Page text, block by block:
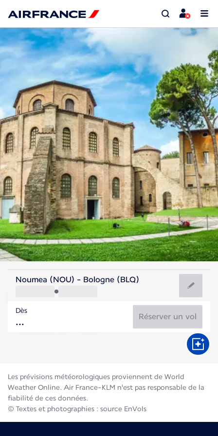
Italie
Bologne
Italie
Durée du vol
Noumea (NOU) - Bologne (BLQ)
Dès
Réserver un vol
Les prévisions météorologiques proviennent de World
Weather Online. Air France-KLM n'est pas responsable de la
fiabilité de ces données.
© Textes et photographies : source EnVols